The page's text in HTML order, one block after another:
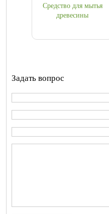
Средство для мытья
древесины
Задать вопрос